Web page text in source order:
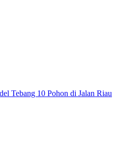
Tebang 10 Pohon di Jalan Riau